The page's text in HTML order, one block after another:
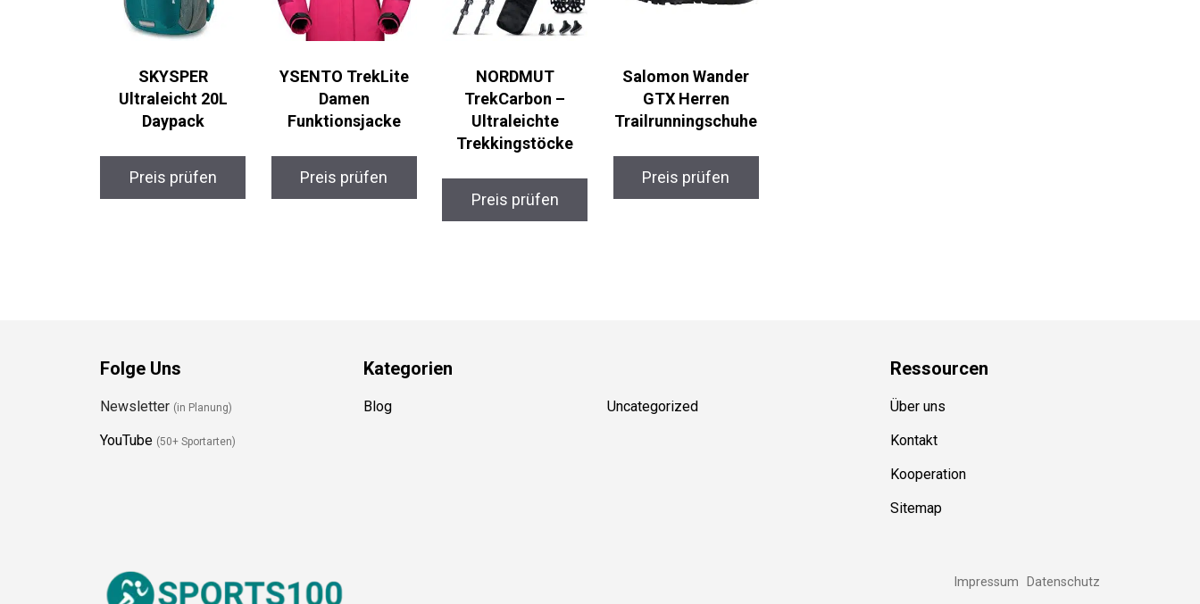
SKYSPER
Ultraleicht 20L
Daypack
Preis prüfen
YSENTO TrekLite
Damen
Funktionsjacke
Preis prüfen
NORDMUT
TrekCarbon –
Ultraleichte
Trekkingstöcke
Preis prüfen
Salomon Wander
GTX Herren
Trailrunningschuhe
Preis prüfen
Folge Uns
Newsletter (in Planung)
YouTube (50+ Sportarten)
Kategorien
Blog Uncategorized
Ressourcen
Über uns
Kontakt
Kooperation
Sitemap
Impressum Datenschutz